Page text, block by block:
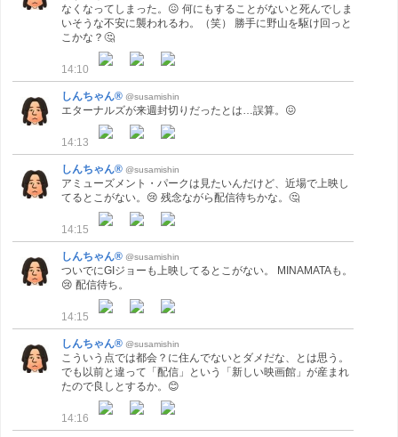
なくなってしまった。😖 何にもすることがないと死んでしま
いそうな不安に襲われるわ。（笑） 勝手に野山を駆け回っと
こかな？🤔
14:10
しんちゃん® @susamishin
エターナルズが来週封切りだったとは…誤算。😖
14:13
しんちゃん® @susamishin
アミューズメント・パークは見たいんだけど、近場で上映し
てるとこがない。😢 残念ながら配信待ちかな。🤔
14:15
しんちゃん® @susamishin
ついでにGIジョーも上映してるとこがない。 MINAMATAも。
😢 配信待ち。
14:15
しんちゃん® @susamishin
こういう点では都会？に住んでないとダメだな、とは思う。
でも以前と違って「配信」という「新しい映画館」が産まれ
たので良しとするか。😊
14:16